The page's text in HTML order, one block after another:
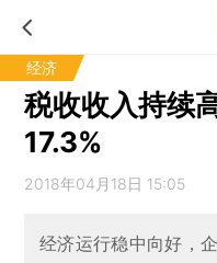
经济
税收收入持续
17.3%
2018年04月18日 15:05
经济运行稳中向好，